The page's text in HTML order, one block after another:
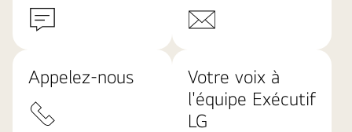
Appelez-nous
Votre voix à
l'équipe Exécutif
LG